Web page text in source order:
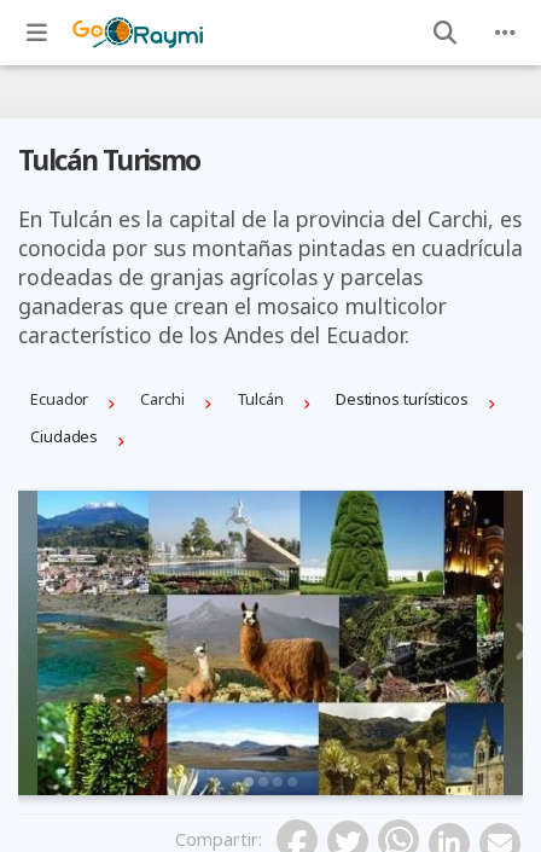
Tulcán Turismo
En Tulcán es la capital de la provincia del Carchi, es
conocida por sus montañas pintadas en cuadrícula
rodeadas de granjas agrícolas y parcelas
ganaderas que crean el mosaico multicolor
característico de los Andes del Ecuador.
Ecuador Carchi Tulcán
Destinos turísticos
Ciudades
Previous
Compartir: